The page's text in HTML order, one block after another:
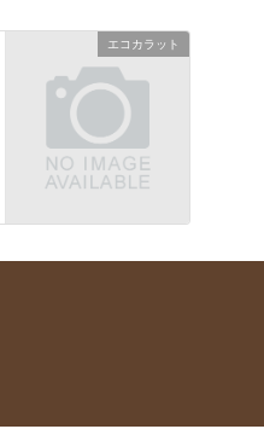
エコカラット